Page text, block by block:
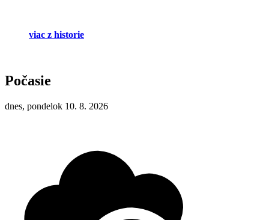
viac z historie
Počasie
dnes, pondelok 10. 8. 2026